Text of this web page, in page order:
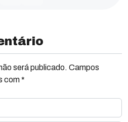
será publicado. Campos
com *